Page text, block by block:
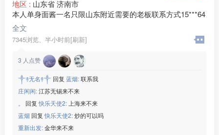
地区 : 山东省 济南市
本人单身面酱一名只限山东附近需要的老板联系方式15***64
全文
7345浏览、 半小时前[刷新]
3 人点赞
༒࿈无名࿈༒ 回复 蓝烟:联系我
庄闲闲:江苏无锡来不来
。
回复快乐天使2: 上海来不来
蓝烟 回复快乐天使2:炒的可以吗
重新出发:金华来不来